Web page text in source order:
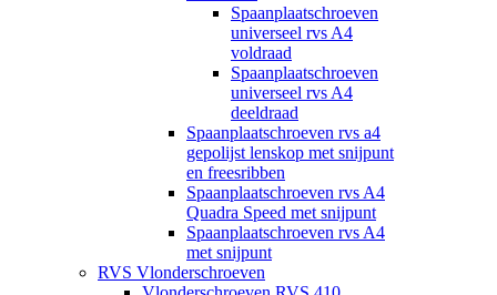
Spaanplaatschroeven
universeel rvs A4
voldraad
Spaanplaatschroeven
universeel rvs A4
deeldraad
Spaanplaatschroeven rvs a4
gepolijst lenskop met snijpunt
en freesribben
Spaanplaatschroeven rvs A4
Quadra Speed met snijpunt
Spaanplaatschroeven rvs A4
met snijpunt
RVS Vlonderschroeven